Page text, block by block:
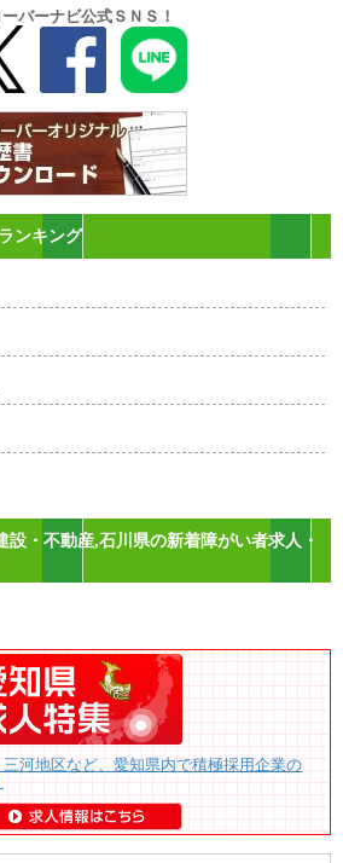
バーナビ公式ＳＮＳ！
ンキング
設・不動産,石川県の新着障がい者求人・
河地区など、愛知県内で積極採用企業の